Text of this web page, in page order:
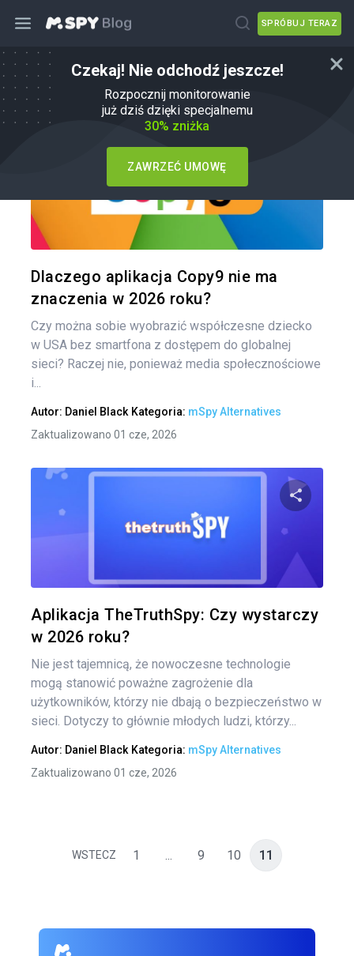
SPRÓBUJ TERAZ
Czekaj! Nie odchodź jeszcze!
Rozpocznij monitorowanie
już dziś dzięki specjalnemu
30% zniżka
ZAWRZEĆ UMOWĘ
mSpy Alternatywy
Dlaczego aplikacja Copy9 nie ma
znaczenia w 2026 roku?
Czy można sobie wyobrazić współczesne dziecko
w USA bez smartfona z dostępem do globalnej
sieci? Raczej nie, ponieważ media społecznościowe
i...
Autor: Daniel Black Kategoria: mSpy Alternatives
Zaktualizowano 01 cze, 2026
Aplikacja TheTruthSpy: Czy wystarczy
w 2026 roku?
Nie jest tajemnicą, że nowoczesne technologie
mogą stanowić poważne zagrożenie dla
użytkowników, którzy nie dbają o bezpieczeństwo w
sieci. Dotyczy to głównie młodych ludzi, którzy...
Autor: Daniel Black Kategoria: mSpy Alternatives
Zaktualizowano 01 cze, 2026
WSTECZ 1 ... 9 10 11